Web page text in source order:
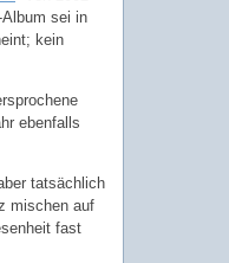
sei in
kein
ebenfalls
tatsächlich
mischen auf
fast